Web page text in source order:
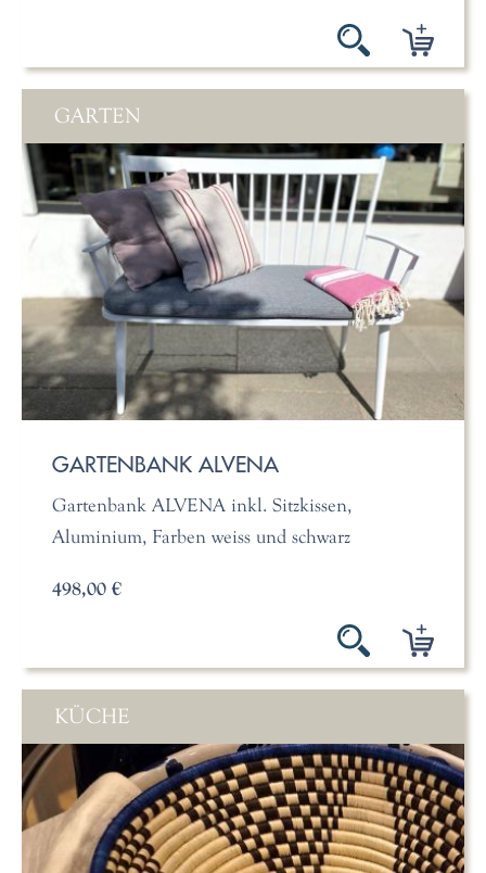
GARTEN
GARTENBANK ALVENA
Gartenbank ALVENA inkl. Sitzkissen,
Aluminium, Farben weiss und schwarz
498,00 €
KÜCHE